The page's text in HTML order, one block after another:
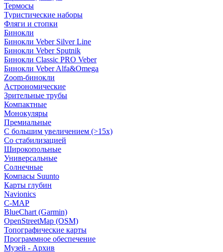
Термосы
Туристические наборы
Фляги и стопки
Бинокли
Бинокли Veber Silver Line
Бинокли Veber Sputnik
Бинокли Classic PRO Veber
Бинокли Veber Alfa&Omega
Zoom-бинокли
Астрономические
Зрительные трубы
Компактные
Монокуляры
Премиальные
С большим увеличением (>15x)
Со стабилизацией
Широкопольные
Универсальные
Солнечные
Компасы Suunto
Карты глубин
Navionics
C-MAP
BlueChart (Garmin)
OpenStreetMap (OSM)
Топографические карты
Программное обеспечение
Музей - Архив